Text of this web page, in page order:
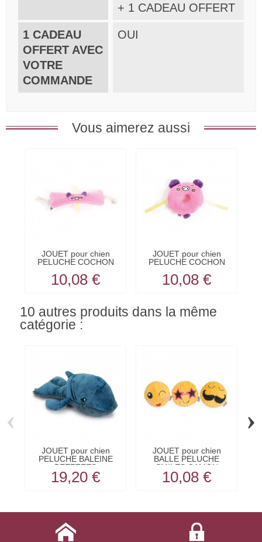
+ 1 CADEAU OFFERT
1 CADEAU
OFFERT AVEC
VOTRE
COMMANDE
OUI
Vous aimerez aussi
JOUET pour chien
PELUCHE COCHON
10,08 €
JOUET pour chien
PELUCHE COCHON
10,08 €
10 autres produits dans la même
catégorie :
JOUET pour chien
PELUCHE BALEINE
BEEZTEES
19,20 €
JOUET pour chien
BALLE PELUCHE
SMILES CAMON
10,08 €
‹ ›